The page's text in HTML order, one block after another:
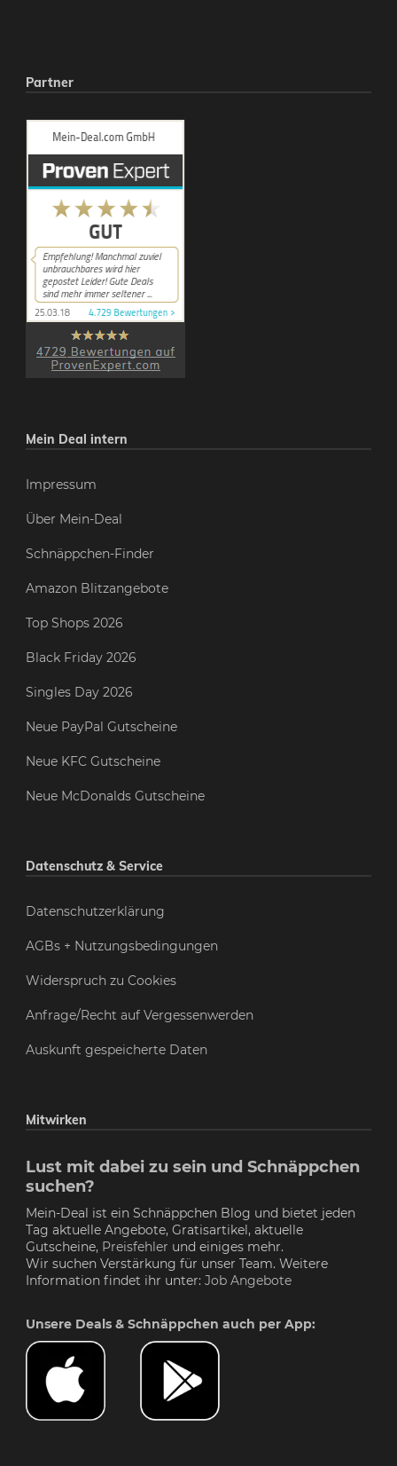
Partner
Mein Deal intern
Impressum
Über Mein-Deal
Schnäppchen-Finder
Amazon Blitzangebote
Top Shops 2026
Black Friday 2026
Singles Day 2026
Neue PayPal Gutscheine
Neue KFC Gutscheine
Neue McDonalds Gutscheine
Datenschutz & Service
Datenschutzerklärung
AGBs + Nutzungsbedingungen
Widerspruch zu Cookies
Anfrage/Recht auf Vergessenwerden
Auskunft gespeicherte Daten
Mitwirken
Lust mit dabei zu sein und Schnäppchen
suchen?
Mein-Deal ist ein Schnäppchen Blog und bietet jeden
Tag aktuelle Angebote, Gratisartikel, aktuelle
Gutscheine, Preisfehler und einiges mehr.
Wir suchen Verstärkung für unser Team. Weitere
Information findet ihr unter: Job Angebote
Unsere Deals & Schnäppchen auch per App: